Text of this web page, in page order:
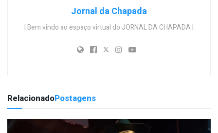
Jornal da Chapada
| Bem vindo ao espaço virtual do JORNAL DA CHAPADA |
RelacionadoPostagens